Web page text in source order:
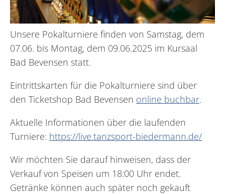
Unsere Pokalturniere finden von Samstag, dem
07.06. bis Montag, dem 09.06.2025 im Kursaal
Bad Bevensen statt.
Eintrittskarten für die Pokalturniere sind über
den Ticketshop Bad Bevensen online buchbar.
Aktuelle Informationen über die laufenden
Turniere: https://live.tanzsport-biedermann.de/
Wir möchten Sie darauf hinweisen, dass der
Verkauf von Speisen um 18:00 Uhr endet.
Getränke können auch später noch gekauft